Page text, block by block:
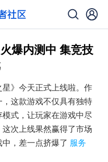
爆内测中 集竞技
》今天正式上线啦。作
这款游戏不仅具有独特
式，让玩家在游戏中尽
次上线果然赢得了市场
，差一点挤爆了 服务